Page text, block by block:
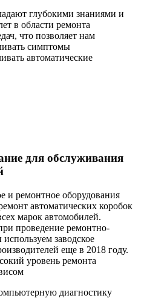
глубокими знаниями и
в области ремонта
что позволяет нам
симптомы
автоматические
для обслуживания
и ремонтное оборудования
автоматических коробок
марок автомобилей.
проведение ремонтно-
заводское
еще в 2018 году.
уровень ремонта
диагностику